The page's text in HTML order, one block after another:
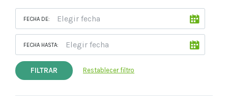
FECHA DE:
FECHA HASTA:
FILTRAR Restablecer filtro